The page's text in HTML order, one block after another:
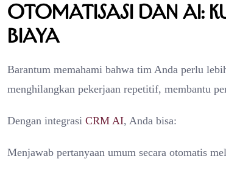
Otomatisasi dan AI:
Biaya
Barantum memahami bahwa tim Anda perlu
menghilangkan pekerjaan repetitif, membantu
Dengan integrasi CRM AI, Anda bisa:
Menjawab pertanyaan umum secara otomatis